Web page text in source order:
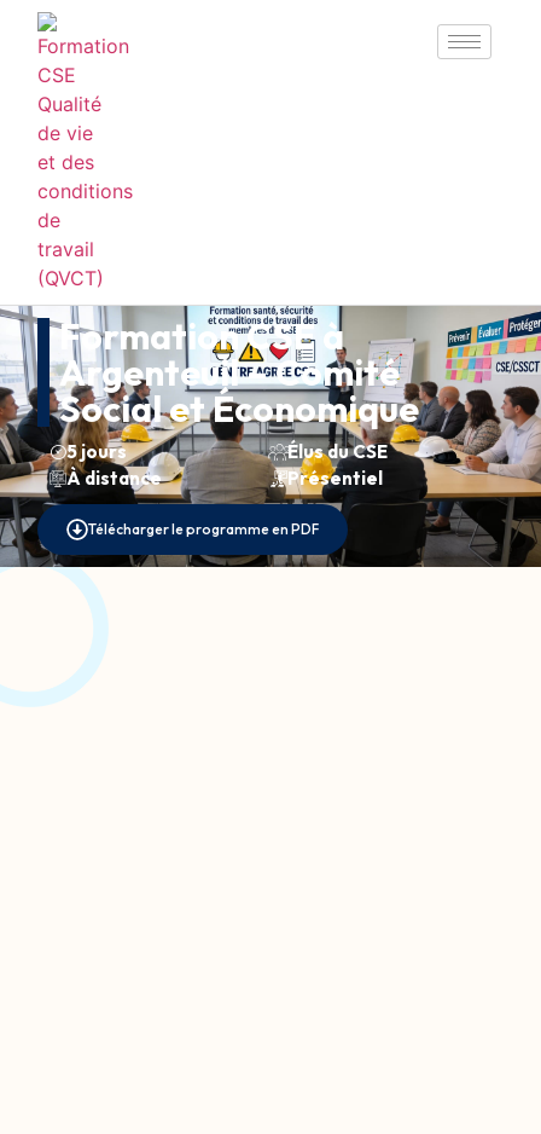
Formation CSE à
Argenteuil – Comité
Social et Économique
5 jours
Élus du CSE
À distance
Présentiel
Télécharger le programme en PDF